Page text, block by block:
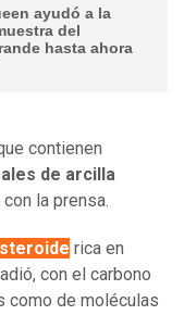
ayudó a la
del
hasta ahora
contienen
de arcilla
la prensa.
rica en
con el carbono
como de moléculas